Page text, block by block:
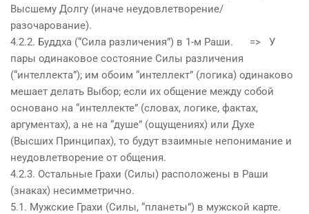
Высшему Долгу (иначе неудовлетворение/
разочарование).
4.2.2. Буддха (“Сила различения”) в 1-м Раши. => У
пары одинаковое состояние Силы различения
(“интеллекта”); им обоим “интеллект” (логика) одинаково
мешает делать Выбор; если их общение между собой
основано на “интеллекте” (словах, логике, фактах,
аргументах), а не на “душе” (ощущениях) или Духе
(Высших Принципах), то будут взаимные непонимание и
неудовлетворение от общения.
4.2.3. Остальные Грахи (Силы) расположены в Раши
(знаках) несимметрично.
5.1. Мужские Грахи (Силы, “планеты”) в мужской карте.